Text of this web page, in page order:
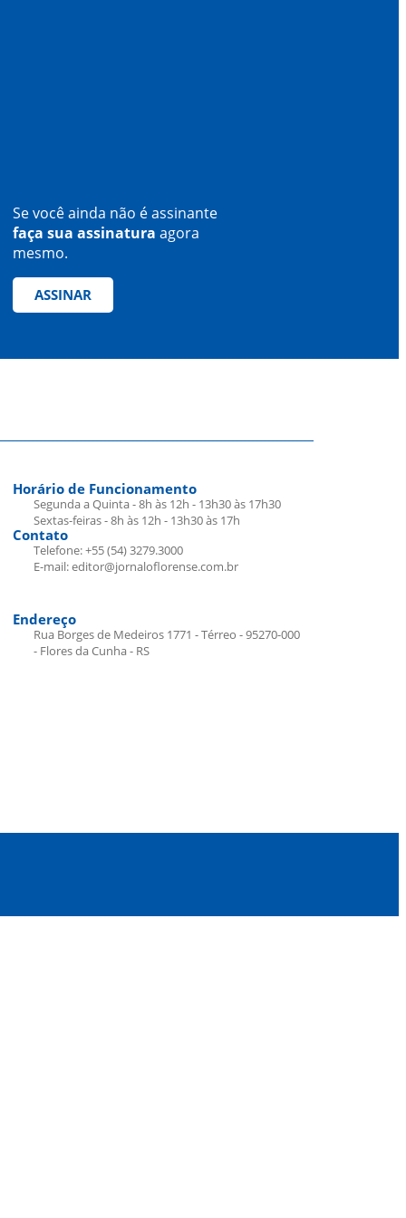
Se você ainda não é assinante
faça sua assinatura agora
mesmo.
ASSINAR
Horário de Funcionamento
Segunda a Quinta - 8h às 12h - 13h30 às 17h30
Sextas-feiras - 8h às 12h - 13h30 às 17h
Contato
Telefone: +55 (54) 3279.3000
E-mail: editor@jornaloflorense.com.br
Endereço
Rua Borges de Medeiros 1771 - Térreo - 95270-000
- Flores da Cunha - RS